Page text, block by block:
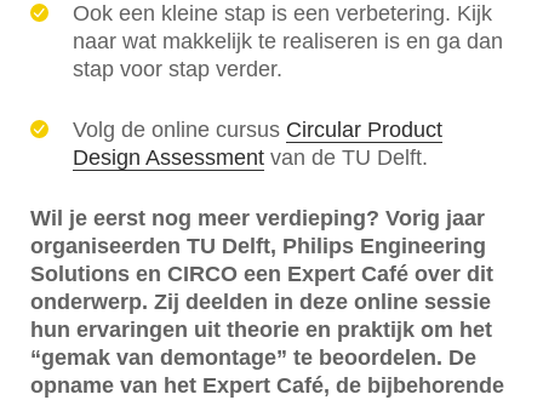
Ook een kleine stap is een verbetering. Kijk
naar wat makkelijk te realiseren is en ga dan
stap voor stap verder.
Volg de online cursus Circular Product
Design Assessment van de TU Delft.
Wil je eerst nog meer verdieping? Vorig jaar
organiseerden TU Delft, Philips Engineering
Solutions en CIRCO een Expert Café over dit
onderwerp. Zij deelden in deze online sessie
hun ervaringen uit theorie en praktijk om het
“gemak van demontage” te beoordelen. De
opname van het Expert Café, de bijbehorende